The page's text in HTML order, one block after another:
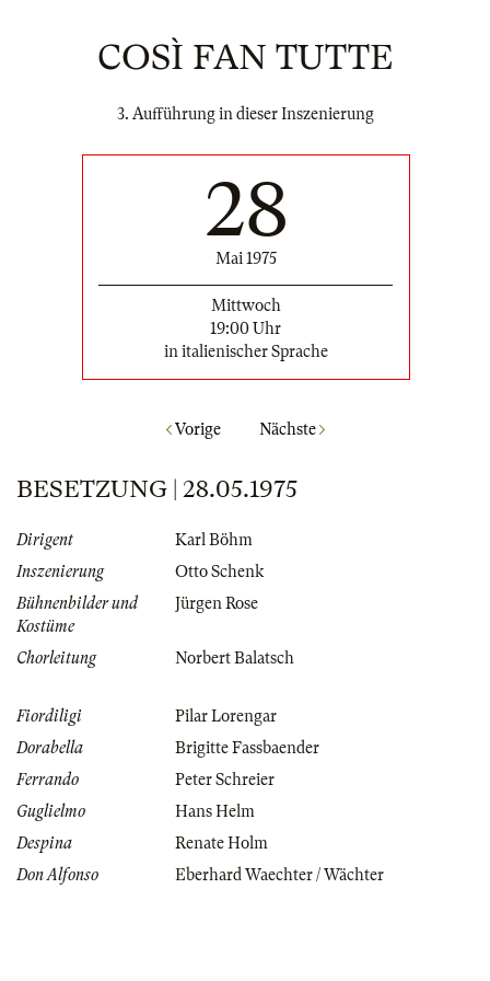
COSÌ FAN TUTTE
3. Aufführung in dieser Inszenierung
28
Mai 1975
Mittwoch
19:00 Uhr
in italienischer Sprache
Vorige Nächste
BESETZUNG | 28.05.1975
Dirigent
Karl Böhm
Inszenierung
Otto Schenk
Bühnenbilder und
Kostüme
Jürgen Rose
Chorleitung Norbert Balatsch
Fiordiligi
Pilar Lorengar
Dorabella
Brigitte Fassbaender
Ferrando
Peter Schreier
Guglielmo
Hans Helm
Despina
Renate Holm
Don Alfonso
Eberhard Waechter / Wächter